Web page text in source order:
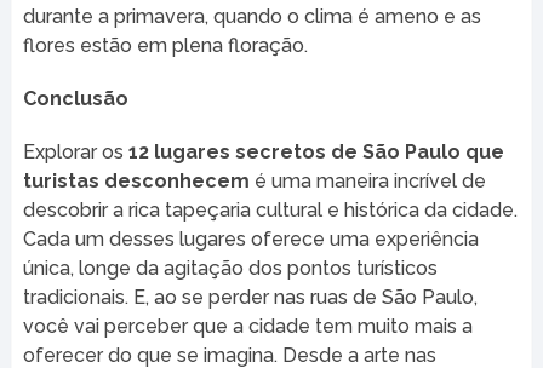
durante a primavera, quando o clima é ameno e as
flores estão em plena floração.
Conclusão
Explorar os 12 lugares secretos de São Paulo que
turistas desconhecem é uma maneira incrível de
descobrir a rica tapeçaria cultural e histórica da cidade.
Cada um desses lugares oferece uma experiência
única, longe da agitação dos pontos turísticos
tradicionais. E, ao se perder nas ruas de São Paulo,
você vai perceber que a cidade tem muito mais a
oferecer do que se imagina. Desde a arte nas